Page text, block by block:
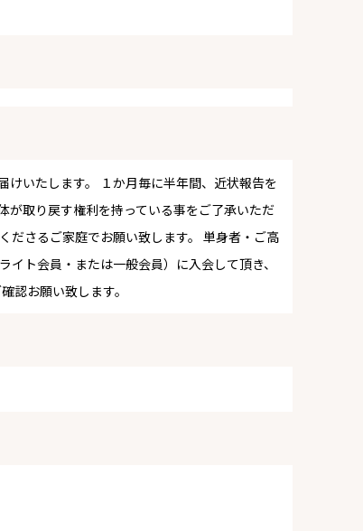
いたします。 １か月毎に半年間、近状報告を
が取り戻す権利を持っている事をご了承いただ
ださるご家庭でお願い致します。 単身者・ご高
ト会員・または一般会員）に入会して頂き、
認お願い致します。